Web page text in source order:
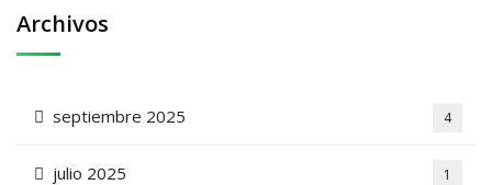
Archivos
septiembre 2025 4
julio 2025 1